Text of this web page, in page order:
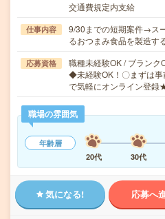
交通費規定内支給
仕事内容
9/30までの短期案件→ス
るおつまみ食品を製造
応募資格
職種未経験OK / ブランク
◆未経験OK！〇まずは事
で気軽にオンライン登
職場の雰囲気
年齢層
20代
30代
気になる! 応募へ